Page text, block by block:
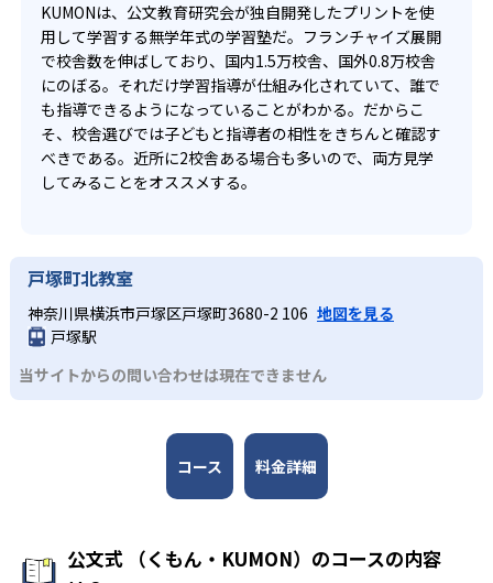
KUMONは、公文教育研究会が独自開発したプリントを使
用して学習する無学年式の学習塾だ。フランチャイズ展開
で校舎数を伸ばしており、国内1.5万校舎、国外0.8万校舎
にのぼる。それだけ学習指導が仕組み化されていて、誰で
も指導できるようになっていることがわかる。だからこ
そ、校舎選びでは子どもと指導者の相性をきちんと確認す
べきである。近所に2校舎ある場合も多いので、両方見学
してみることをオススメする。
戸塚町北教室
神奈川県横浜市戸塚区戸塚町3680-2 106 地図を見る
戸塚駅
当サイトからの問い合わせは現在できません
コース 料金詳細
公文式 （くもん・KUMON）のコースの内容